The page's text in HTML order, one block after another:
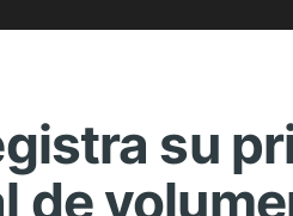
su
de